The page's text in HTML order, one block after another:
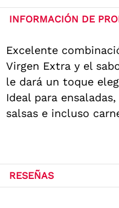
INFORMACIÓN DE
Excelente
Virgen Extra y el
le dará un toque
Ideal para
salsas e incluso
RESEÑAS